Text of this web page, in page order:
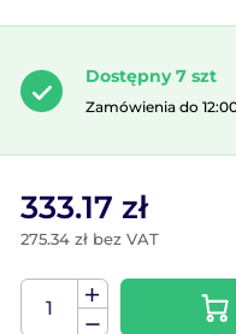
Dostępny 7 szt
Zamówienia do
333.17 zł
275.34 zł bez VAT